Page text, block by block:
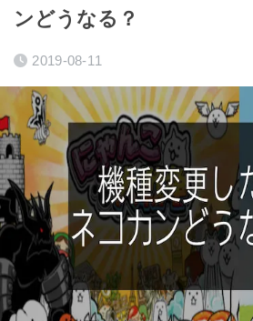
ンどうなる？
2019-08-11